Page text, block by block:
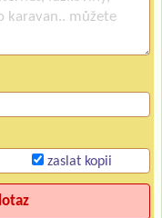
zaslat kopii